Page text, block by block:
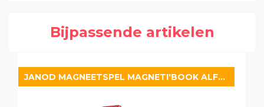
Bijpassende artikelen
JANOD MAGNEETSPEL MAGNETI'BOOK ALFABET